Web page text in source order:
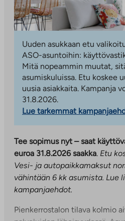
Uuden asukkaan etu
ASO-asuntoihin:
Mitä nopeammin muutat,
asumiskuluissa. Etu koskee
uusia asiakkaita. Kampanja
31.8.2026.
Lue tarkemmat
Tee sopimus nyt – saat
euroa 31.8.2026 saakka. Etu
Vesi- ja autopaikkamaksut
vähintään 6 kk asumista. Lue
kampanjaehdot.
Pienkerrostalon tilava kolmio